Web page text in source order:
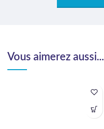
Vous aimerez aussi...